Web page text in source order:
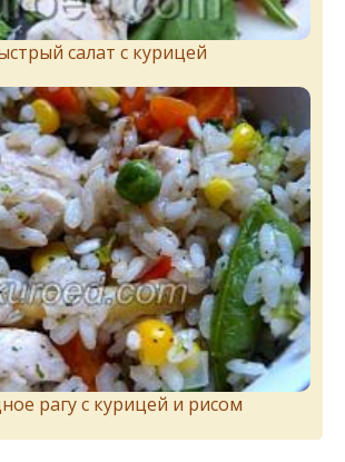
салат с курицей
рагу с курицей и рисом